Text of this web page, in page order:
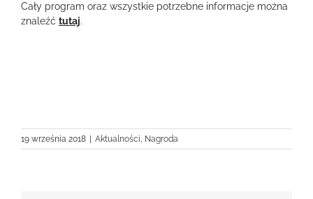
Cały program oraz wszystkie potrzebne informacje można
znaleźć tutaj.
19 września 2018 Aktualności, Nagroda